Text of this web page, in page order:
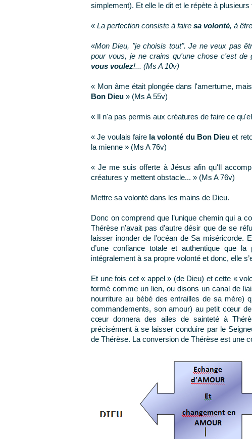
simplement). Et elle le dit et le répète à
« La perfection consiste à faire sa volonté, à
«Mon Dieu, "je choisis tout". Je ne veux pas
pour vous, je ne crains qu'une chose c'est de
vous voulez!... (Ms A 10v)
« Mon âme était plongée dans l'amertume,
Bon Dieu » (Ms A 55v)
« Il n'a pas permis aux créatures de faire ce
« Je voulais faire la volonté du Bon Dieu et
la mienne » (Ms A 76v)
« Je me suis offerte à Jésus afin qu'Il
créatures y mettent obstacle... » (Ms A 76v)
Mettre sa volonté dans les mains de Dieu.
Donc on comprend que l’unique chemin qui a
Thérèse n’avait pas d'autre désir que de se
laisser inonder de l'océan de Sa miséricorde.
d’une confiance totale et authentique que
intégralement à sa propre volonté et donc, elle
Et une fois cet « appel » (de Dieu) et cette «
formé comme un lien, ou disons un canal de
nourriture au bébé des entrailles de sa mère)
commandements, son amour) au petit cœur
cœur donnera des ailes de sainteté à
précisément à se laisser conduire par le
de Thérèse. La conversion de Thérèse est une